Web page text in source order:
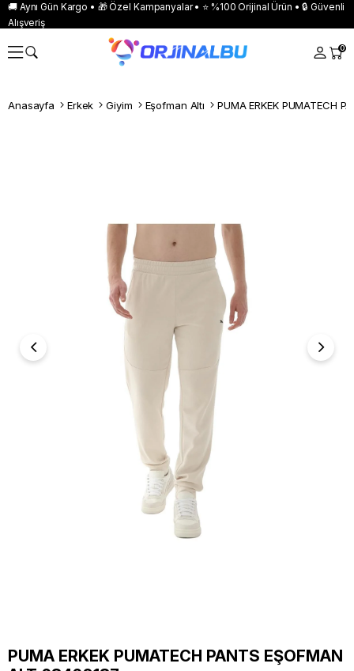
🚚 Aynı Gün Kargo • 🎁 Özel Kampanyalar • ⭐ %100 Orijinal Ürün • 🔒 Güvenli
Alışveriş
0
Anasayfa Erkek Giyim Eşofman Altı
PUMA ERKEK PUMATECH PANTS EŞOFMAN